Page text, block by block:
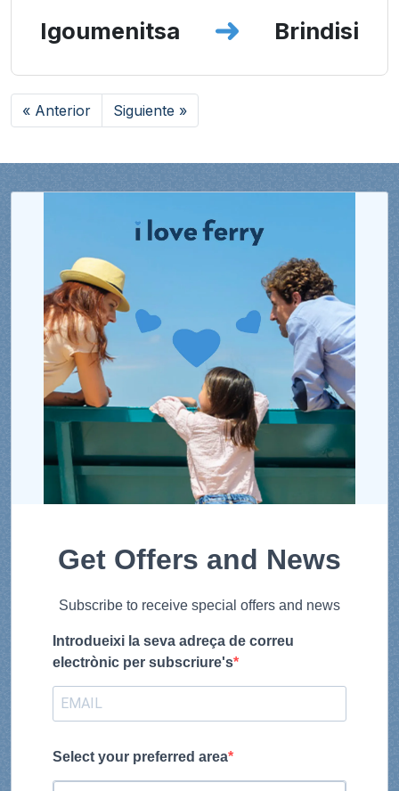
Igoumenitsa Brindisi
« Anterior Siguiente »
Get Offers and News
Subscribe to receive special offers and news
Introdueixi la seva adreça de correu
electrònic per subscriure's
Select your preferred area